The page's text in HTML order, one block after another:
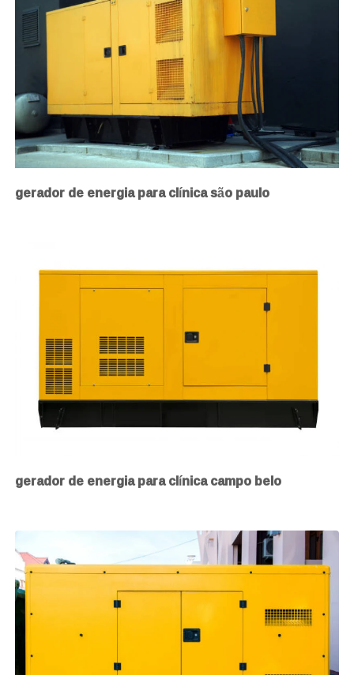
gerador de energia para clínica são paulo
gerador de energia para clínica campo belo